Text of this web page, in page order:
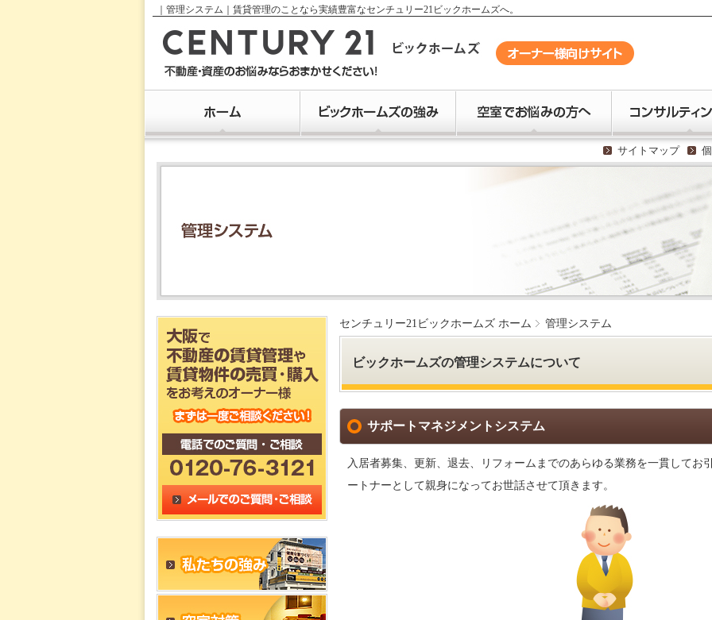
｜管理システム｜賃貸管理のことなら実績豊富なセンチュリー21ビックホームズへ。
サイトマップ
センチュリー21ビックホームズ ホーム 管理システム
ビックホームズの管理システムについて
サポートマネジメントシステム
入居者募集、更新、退去、リフォームまでのあらゆる業務を一貫してお
ートナーとして親身になってお世話させて頂きます。